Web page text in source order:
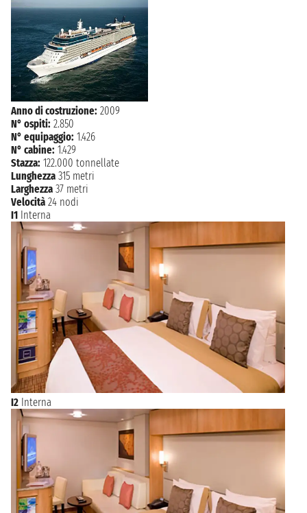
lunedì 9 novembre 2026
Barcellona è la capitale della Catalogna, una regione con una
propria lingua un carattere ed una storia molto marcati. I
catalani sono una nazione e la loro storia è incisa nei loro
resti romani, chiese gotiche e palazzi modernisti. L'assalto ai
sensi si intensifica a Barcellona,nei ristoranti, bar e locali
chiassosi. In estate, le spiagge in città e al di fuori di essa
sono una calamita per gli amanti del sole.
Anno di costruzione: 2009
N° ospiti: 2.850
N° equipaggio: 1.426
N° cabine: 1.429
Stazza: 122.000 tonnellate
Lunghezza 315 metri
Larghezza 37 metri
Velocità 24 nodi
I1 Interna
I2 Interna